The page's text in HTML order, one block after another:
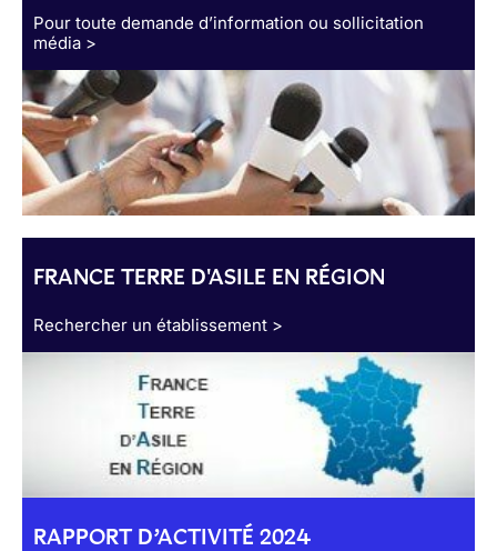
Pour toute demande d’information ou sollicitation
média >
FRANCE TERRE D'ASILE EN RÉGION
Rechercher un établissement >
RAPPORT D’ACTIVITÉ 2024